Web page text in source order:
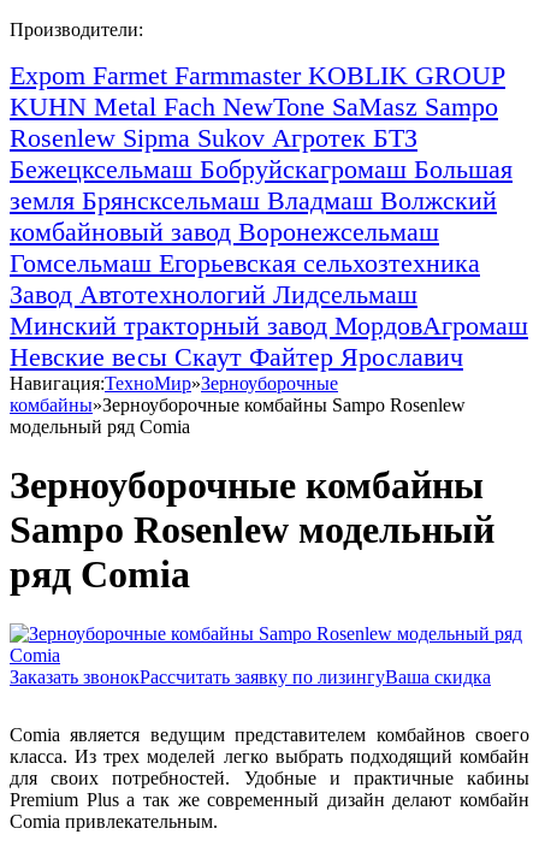
Производители:
Expom Farmet Farmmaster KOBLIK GROUP
KUHN Metal Fach NewTone SaMasz Sampo
Rosenlew Sipma Sukov Агротек БТЗ
Бежецксельмаш Бобруйскагромаш Большая
земля Брянсксельмаш Владмаш Волжский
комбайновый завод Воронежсельмаш
Гомсельмаш Егорьевская сельхозтехника
Завод Автотехнологий Лидсельмаш
Минский тракторный завод МордовАгромаш
Невские весы Скаут Файтер Ярославич
Навигация:ТехноМир»Зерноуборочные
комбайны»Зерноуборочные комбайны Sampo Rosenlew
модельный ряд Comia
Зерноуборочные комбайны
Sampo Rosenlew модельный
ряд Comia
Заказать звонокРассчитать заявку по лизингуВаша скидка
Comia является ведущим представителем комбайнов своего
класса. Из трех моделей легко выбрать подходящий комбайн
для своих потребностей. Удобные и практичные кабины
Premium Plus а так же современный дизайн делают комбайн
Comia привлекательным.